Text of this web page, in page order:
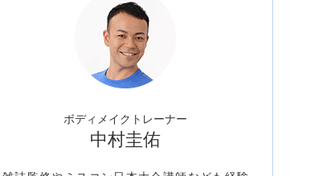
ボディメイクトレーナー
中村圭佑